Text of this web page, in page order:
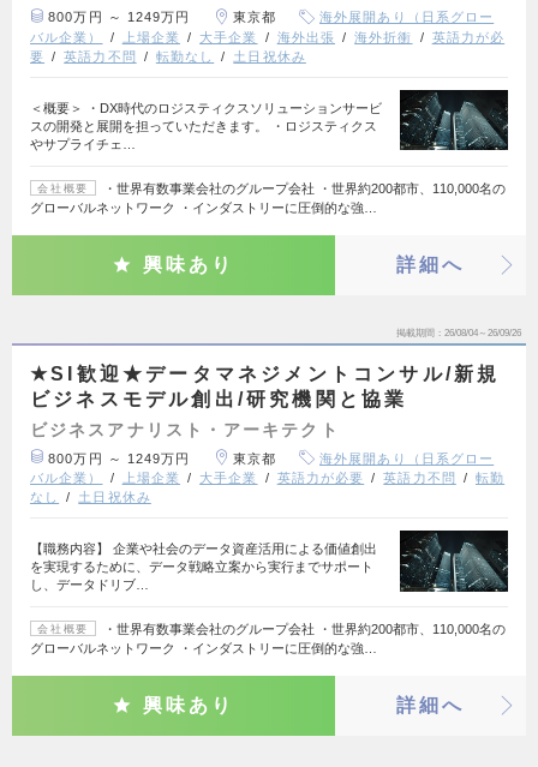
800万円 ～ 1249万円 東京都
海外展開あり（日系グロー
バル企業）
上場企業 大手企業 海外出張 海外折衝
英語力が必
要
英語力不問 転勤なし 土日祝休み
＜概要＞ ・DX時代のロジスティクスソリューションサービ
スの開発と展開を担っていただきます。 ・ロジスティクス
やサプライチェ…
会社概要
・世界有数事業会社のグループ会社 ・世界約200都市、110,000名の
グローバルネットワーク ・インダストリーに圧倒的な強…
興味あり 詳細へ
掲載期間 26/08/04～26/09/26
★SI歓迎★データマネジメントコンサル/新規
ビジネスモデル創出/研究機関と協業
ビジネスアナリスト・アーキテクト
800万円 ～ 1249万円 東京都
海外展開あり（日系グロー
バル企業）
上場企業 大手企業 英語力が必要 英語力不問
転勤
なし
土日祝休み
【職務内容】 企業や社会のデータ資産活用による価値創出
を実現するために、データ戦略立案から実行までサポート
し、データドリブ…
会社概要
・世界有数事業会社のグループ会社 ・世界約200都市、110,000名の
グローバルネットワーク ・インダストリーに圧倒的な強…
興味あり 詳細へ